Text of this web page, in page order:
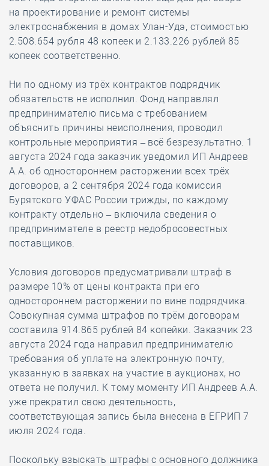
на проектирование и ремонт системы
электроснабжения в домах Улан-Удэ, стоимостью
2.508.654 рубля 48 копеек и 2.133.226 рублей 85
копеек соответственно.
Ни по одному из трёх контрактов подрядчик
обязательств не исполнил. Фонд направлял
предпринимателю письма с требованием
объяснить причины неисполнения, проводил
контрольные мероприятия – всё безрезультатно. 1
августа 2024 года заказчик уведомил ИП Андреев
А.А. об одностороннем расторжении всех трёх
договоров, а 2 сентября 2024 года комиссия
Бурятского УФАС России трижды, по каждому
контракту отдельно – включила сведения о
предпринимателе в реестр недобросовестных
поставщиков.
Условия договоров предусматривали штраф в
размере 10% от цены контракта при его
одностороннем расторжении по вине подрядчика.
Совокупная сумма штрафов по трём договорам
составила 914.865 рублей 84 копейки. Заказчик 23
августа 2024 года направил предпринимателю
требования об уплате на электронную почту,
указанную в заявках на участие в аукционах, но
ответа не получил. К тому моменту ИП Андреев А.А.
уже прекратил свою деятельность,
соответствующая запись была внесена в ЕГРИП 7
июля 2024 года.
Поскольку взыскать штрафы с основного должника